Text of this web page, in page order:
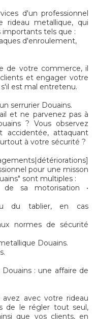
d'un professionnel
rideau metallique, qui
importants tels que :
d'enroulement,
de votre commerce, il
et engager votre
est mal entretenu.
serrurier Douains.
et ne parvenez pas à
? Vous observez
attaquant
à votre sécurité ?
pour une misson
sont multiples :
de sa motorisation •
du tablier, en cas
normes de sécurité
Douains.
: une affaire de
avec votre rideau
de le régler tout seul,
que vos clients, en